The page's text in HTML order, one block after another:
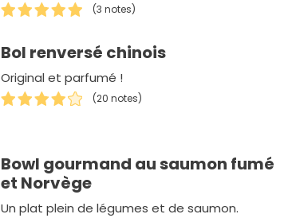
(3 notes)
Bol renversé chinois
Original et parfumé !
(20 notes)
Bowl gourmand au saumon fumé
et Norvège
Un plat plein de légumes et de saumon.